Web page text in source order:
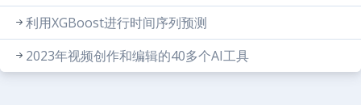
利用XGBoost进行时间序列预测
2023年视频创作和编辑的40多个AI工具